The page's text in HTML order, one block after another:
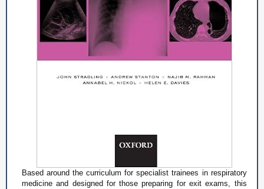
Based around the curriculum for specialist trainees in respiratory
medicine and designed for those preparing for exit exams, this